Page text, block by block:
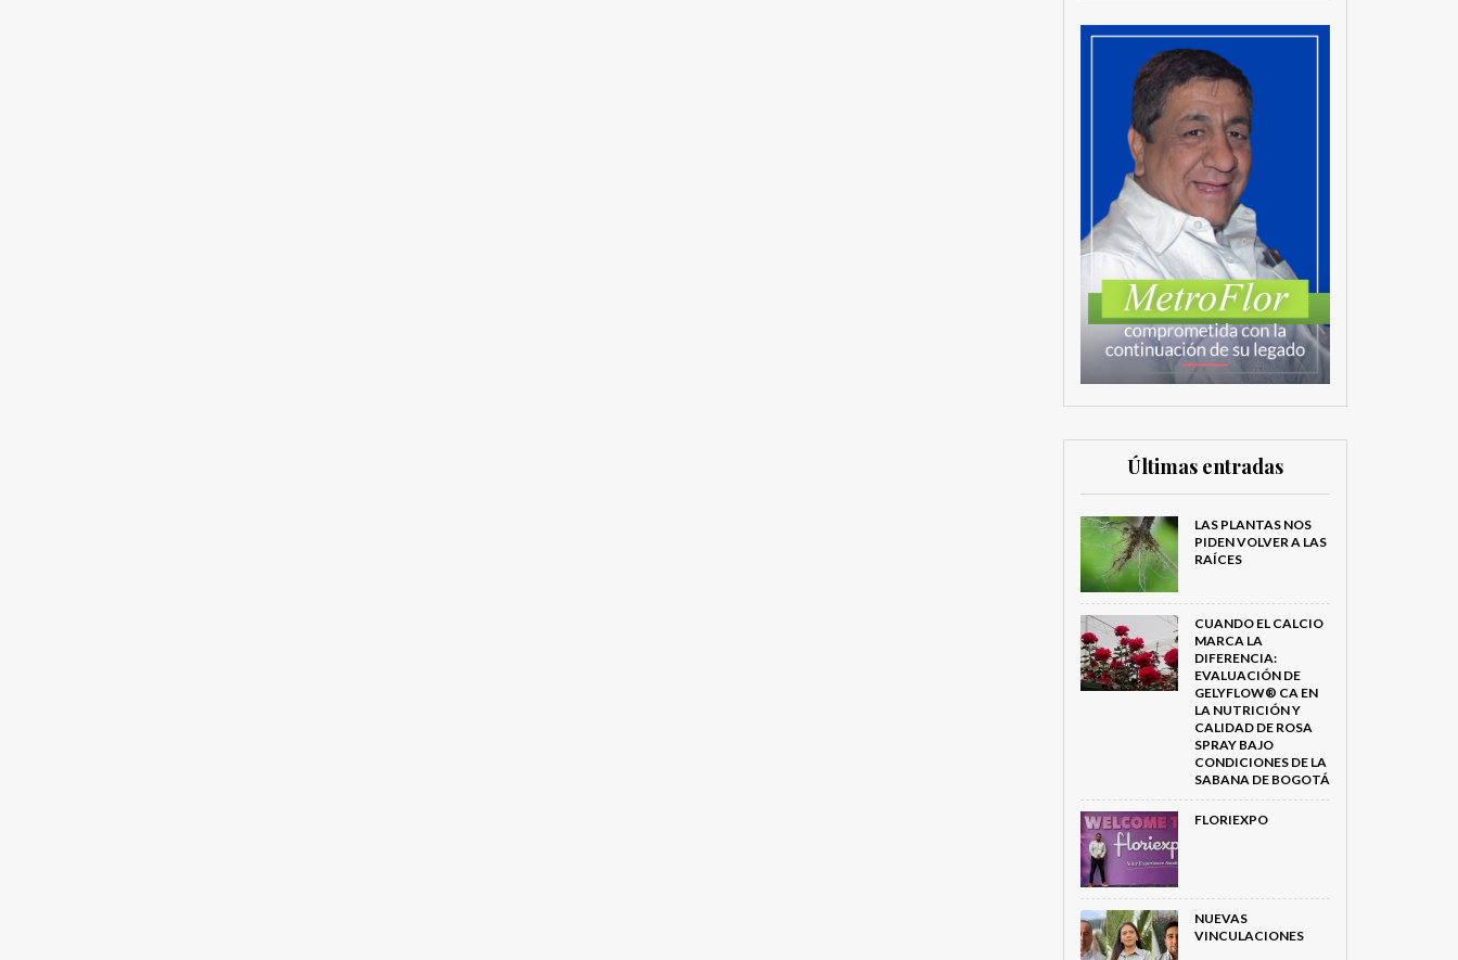
Últimas entradas
LAS PLANTAS NOS
PIDEN VOLVER A LAS
RAÍCES
CUANDO EL CALCIO
MARCA LA
DIFERENCIA:
EVALUACIÓN DE
GELYFLOW® CA EN
LA NUTRICIÓN Y
CALIDAD DE ROSA
SPRAY BAJO
CONDICIONES DE LA
SABANA DE BOGOTÁ
FLORIEXPO
NUEVAS
VINCULACIONES